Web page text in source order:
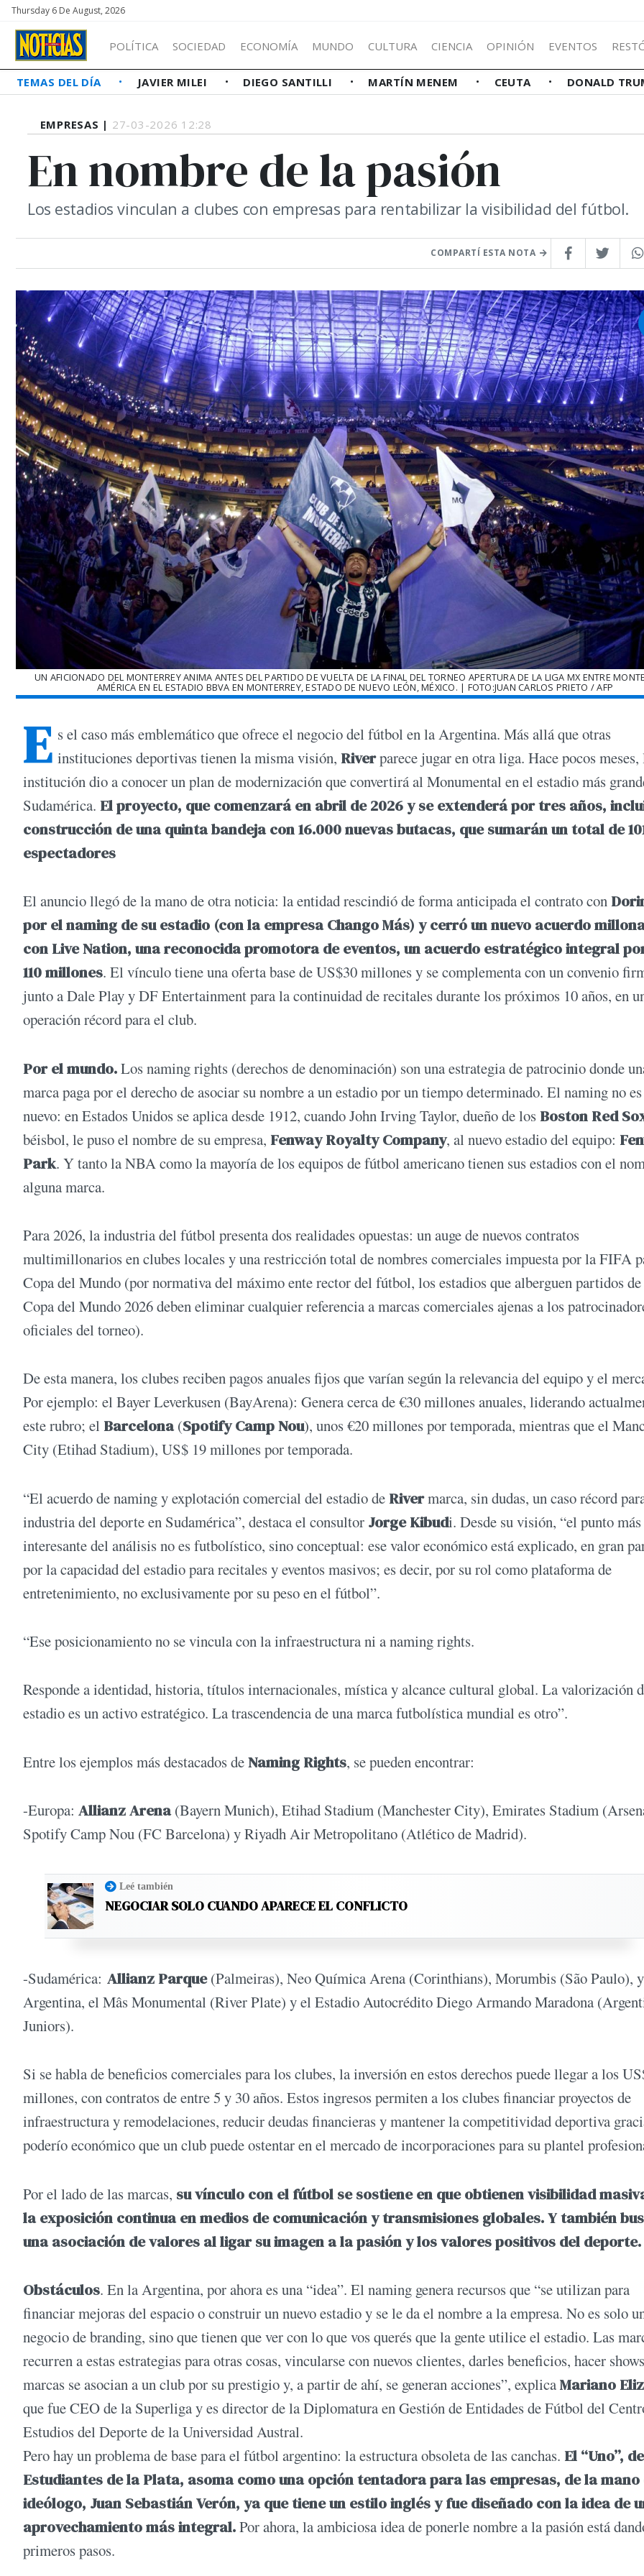
Thursday 6 De August, 2026
POLÍTICA SOCIEDAD ECONOMÍA MUNDO CULTURA CIENCIA OPINIÓN EVENTOS
TEMAS DEL DÍA JAVIER MILEI DIEGO SANTILLI MARTÍN MENEM CEUTA DONALD
EMPRESAS | 27-03-2026 12:28
En nombre de la pasión
Los estadios vinculan a clubes con empresas para rentabilizar la visibilidad del fútbol.
COMPARTÍ ESTA NOTA
UN AFICIONADO DEL MONTERREY ANIMA ANTES DEL PARTIDO DE VUELTA DE LA FINAL DEL TORNEO APERTURA DE LA LIGA MX ENTRE
AMÉRICA EN EL ESTADIO BBVA EN MONTERREY, ESTADO DE NUEVO LEÓN, MÉXICO. | FOTO:JUAN CARLOS PRIETO / AFP
E s el caso más emblemático que ofrece el negocio del fútbol en la Argentina. Más allá que otras
instituciones deportivas tienen la misma visión, Riverparece jugar en otra liga. Hace pocos meses,
institución dio a conocer un plan de modernización que convertirá al Monumental en el estadio más
Sudamérica. El proyecto, que comenzará en abril de 2026 y se extenderá por tres años,
construcción de una quinta bandeja con 16.000 nuevas butacas, que sumarán un total de
espectadores
El anuncio llegó de la mano de otra noticia: la entidad rescindió de forma anticipada el contrato con
por el naming de su estadio (con la empresa Chango Más) y cerró un nuevo acuerdo
con Live Nation, una reconocida promotora de eventos, un acuerdo estratégico integral
110 millones. El vínculo tiene una oferta base de US$30 millones y se complementa con un convenio
junto a Dale Play y DF Entertainment para la continuidad de recitales durante los próximos 10 años, en
operación récord para el club.
Por el mundo.Los naming rights (derechos de denominación) son una estrategia de patrocinio donde
marca paga por el derecho de asociar su nombre a un estadio por un tiempo determinado. El naming no
nuevo: en Estados Unidos se aplica desde 1912, cuando John Irving Taylor, dueño de los Boston Red
béisbol, le puso el nombre de su empresa, Fenway Royalty Company, al nuevo estadio del equipo:
Park. Y tanto la NBA como la mayoría de los equipos de fútbol americano tienen sus estadios con el
alguna marca.
Para 2026, la industria del fútbol presenta dos realidades opuestas: un auge de nuevos contratos
multimillonarios en clubes locales y una restricción total de nombres comerciales impuesta por la FIFA
Copa del Mundo (por normativa del máximo ente rector del fútbol, los estadios que alberguen partidos
Copa del Mundo 2026 deben eliminar cualquier referencia a marcas comerciales ajenas a los
oficiales del torneo).
De esta manera, los clubes reciben pagos anuales fijos que varían según la relevancia del equipo y el
Por ejemplo: el Bayer Leverkusen (BayArena): Genera cerca de €30 millones anuales, liderando
este rubro; el Barcelona(Spotify Camp Nou), unos €20 millones por temporada, mientras que el
City (Etihad Stadium), US$ 19 millones por temporada.
“El acuerdo de naming y explotación comercial del estadio de Rivermarca, sin dudas, un caso récord
industria del deporte en Sudamérica”, destaca el consultor Jorge Kibudi. Desde su visión, “el punto más
interesante del análisis no es futbolístico, sino conceptual: ese valor económico está explicado, en gran
por la capacidad del estadio para recitales y eventos masivos; es decir, por su rol como plataforma de
entretenimiento, no exclusivamente por su peso en el fútbol”.
“Ese posicionamiento no se vincula con la infraestructura ni a naming rights.
Responde a identidad, historia, títulos internacionales, mística y alcance cultural global. La valorización
estadio es un activo estratégico. La trascendencia de una marca futbolística mundial es otro”.
Entre los ejemplos más destacados deNaming Rights, se pueden encontrar:
-Europa: Allianz Arena(Bayern Munich), Etihad Stadium (Manchester City), Emirates Stadium
Spotify Camp Nou (FC Barcelona) y Riyadh Air Metropolitano (Atlético de Madrid).
Leé también
NEGOCIAR SOLO CUANDO APARECE EL CONFLICTO
-Sudamérica: Allianz Parque(Palmeiras), Neo Química Arena (Corinthians), Morumbis (São Paulo),
Argentina, el Mâs Monumental (River Plate) y el Estadio Autocrédito Diego Armando Maradona
Juniors).
Si se habla de beneficios comerciales para los clubes, la inversión en estos derechos puede llegar a los
millones, con contratos de entre 5 y 30 años. Estos ingresos permiten a los clubes financiar proyectos de
infraestructura y remodelaciones, reducir deudas financieras y mantener la competitividad deportiva
poderío económico que un club puede ostentar en el mercado de incorporaciones para su plantel
Por el lado de las marcas, su vínculo con el fútbol se sostiene en que obtienen visibilidad
la exposición continua en medios de comunicación y transmisiones globales. Y también
una asociación de valores al ligar su imagen a la pasión y los valores positivos del deporte.
Obstáculos. En la Argentina, por ahora es una “idea”. El naming genera recursos que “se utilizan para
financiar mejoras del espacio o construir un nuevo estadio y se le da el nombre a la empresa. No es solo
negocio de branding, sino que tienen que ver con lo que vos querés que la gente utilice el estadio. Las
recurren a estas estrategias para otras cosas, vincularse con nuevos clientes, darles beneficios, hacer
marcas se asocian a un club por su prestigio y, a partir de ahí, se generan acciones”, explicaMariano
que fue CEO de la Superliga y es director de la Diplomatura en Gestión de Entidades de Fútbol del
Estudios del Deporte de la Universidad Austral.
Pero hay un problema de base para el fútbol argentino: la estructura obsoleta de las canchas. El “Uno”, de
Estudiantes de la Plata, asoma como una opción tentadora para las empresas, de la mano
ideólogo, Juan Sebastián Verón, ya que tiene un estilo inglés y fue diseñado con la idea de
aprovechamiento más integral.Por ahora, la ambiciosa idea de ponerle nombre a la pasión está
primeros pasos.